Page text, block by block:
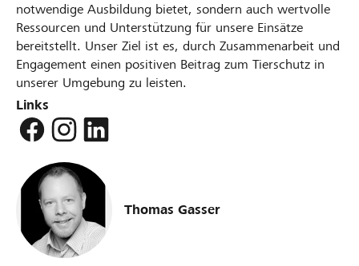
notwendige Ausbildung bietet, sondern auch wertvolle
Ressourcen und Unterstützung für unsere Einsätze
bereitstellt. Unser Ziel ist es, durch Zusammenarbeit und
Engagement einen positiven Beitrag zum Tierschutz in
unserer Umgebung zu leisten.
Links
Thomas Gasser